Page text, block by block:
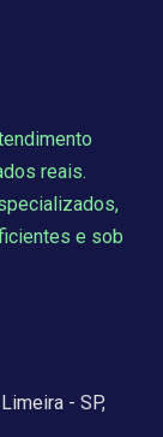
reais.
e sob
- SP,